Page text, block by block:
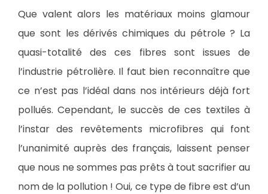
Que valent alors les matériaux moins glamour
que sont les dérivés chimiques du pétrole ? La
quasi-totalité des ces fibres sont issues de
l’industrie pétrolière. Il faut bien reconnaître que
ce n’est pas l’idéal dans nos intérieurs déjà fort
pollués. Cependant, le succès de ces textiles à
l’instar des revêtements microfibres qui font
l’unanimité auprès des français, laissent penser
que nous ne sommes pas prêts à tout sacrifier au
nom de la pollution ! Oui, ce type de fibre est d’un